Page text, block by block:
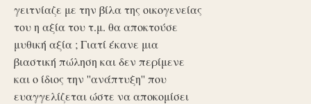
γειτνίαζε με την βίλα της οικογενείας
του η αξία του τ.μ. θα αποκτούσε
μυθική αξία ; Γιατί έκανε μια
βιαστική πώληση και δεν περίμενε
και ο ίδιος την ''ανάπτυξη'' που
ευαγγελίζεται ώστε να αποκομίσει